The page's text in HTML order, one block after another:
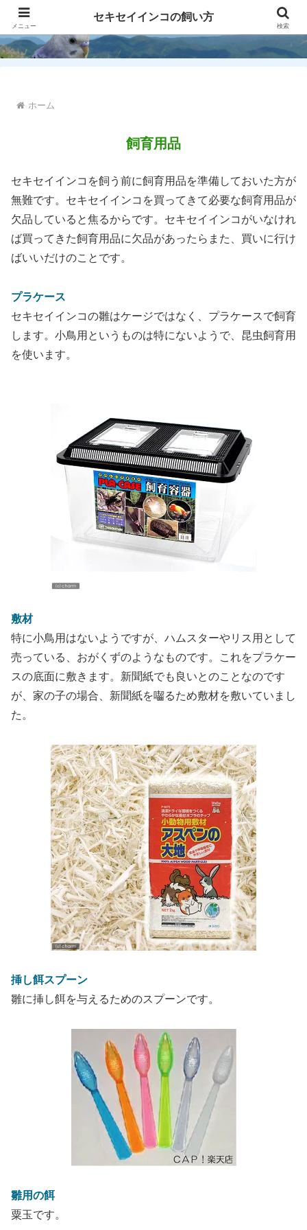
ホーム
飼育用品
セキセイインコを飼う前に飼育用品を準備しておいた方が
無難です。セキセイインコを買ってきて必要な飼育用品が
欠品していると焦るからです。セキセイインコがいなけれ
ば買ってきた飼育用品に欠品があったらまた、買いに行け
ばいいだけのことです。
プラケース
セキセイインコの雛はケージではなく、プラケースで飼育
します。小鳥用というものは特にないようで、昆虫飼育用
を使います。
敷材
特に小鳥用はないようですが、ハムスターやリス用として
売っている、おがくずのようなものです。これをプラケー
スの底面に敷きます。新聞紙でも良いとのことなのです
が、家の子の場合、新聞紙を囓るため敷材を敷いていまし
た。
挿し餌スプーン
雛に挿し餌を与えるためのスプーンです。
雛用の餌
粟玉です。
メニュー
セキセイインコの飼い方
検索